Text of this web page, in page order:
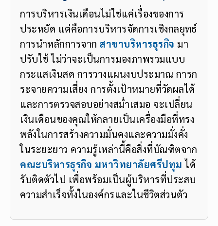
การบริหารเงินเดือนไม่ใช่แค่เรื่องของการ
ประหยัด แต่คือการบริหารจัดการเชิงกลยุทธ์
การนำหลักการจาก สาขาบริหารธุรกิจ มา
ปรับใช้ ไม่ว่าจะเป็นการมองภาพรวมแบบ
กระแสเงินสด การวางแผนงบประมาณ การก
ระจายความเสี่ยง การตั้งเป้าหมายที่วัดผลได้
และการตรวจสอบอย่างสม่ำเสมอ จะเปลี่ยน
เงินเดือนของคุณให้กลายเป็นเครื่องมือที่ทรง
พลังในการสร้างความมั่นคงและความมั่งคั่ง
ในระยะยาว ความรู้เหล่านี้คือสิ่งที่บัณฑิตจาก
คณะบริหารธุรกิจ มหาวิทยาลัยศรีปทุม ได้
รับติดตัวไป เพื่อพร้อมเป็นผู้บริหารที่ประสบ
ความสำเร็จทั้งในองค์กรและในชีวิตส่วนตัว